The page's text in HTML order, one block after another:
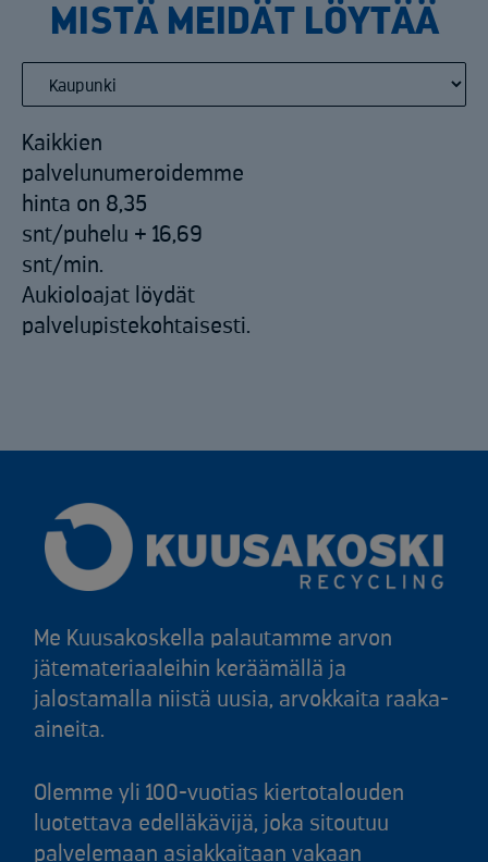
MISTÄ MEIDÄT LÖYTÄÄ
Kaikkien
palvelunumeroidemme
hinta on 8,35
snt/puhelu + 16,69
snt/min.
Aukioloajat löydät
palvelupistekohtaisesti.
Me Kuusakoskella palautamme arvon
jätemateriaaleihin keräämällä ja
jalostamalla niistä uusia, arvokkaita raaka-
aineita.
Olemme yli 100-vuotias kiertotalouden
luotettava edelläkävijä, joka sitoutuu
palvelemaan asiakkaitaan vakaan